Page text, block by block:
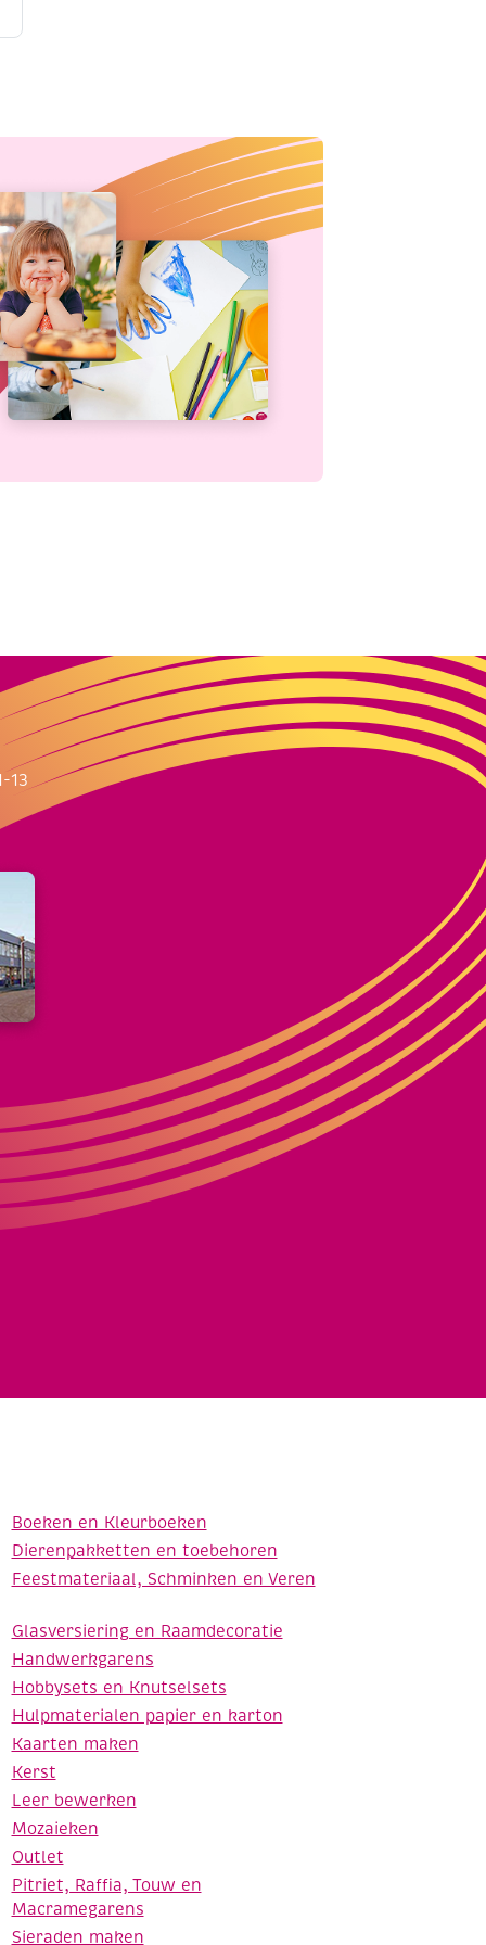
13
Boeken en Kleurboeken
Dierenpakketten en toebehoren
Feestmateriaal, Schminken en Veren
Glasversiering en Raamdecoratie
Handwerkgarens
Hobbysets en Knutselsets
Hulpmaterialen papier en karton
Kaarten maken
Kerst
Leer bewerken
Mozaieken
Outlet
Pitriet, Raffia, Touw en
Macramegarens
Sieraden maken